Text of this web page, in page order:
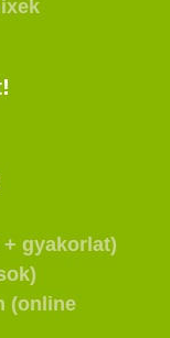
gyakorlat)
(online